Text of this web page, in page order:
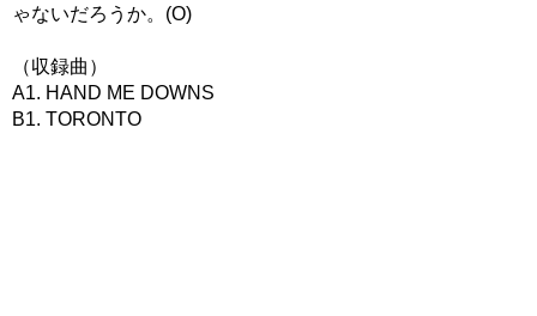
ゃないだろうか。(O)
（収録曲）
A1. HAND ME DOWNS
B1. TORONTO